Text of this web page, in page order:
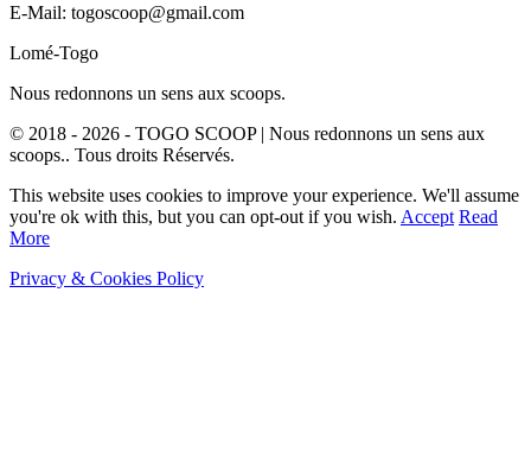
E-Mail: togoscoop@gmail.com
Lomé-Togo
Nous redonnons un sens aux scoops.
© 2018 - 2026 - TOGO SCOOP | Nous redonnons un sens aux
scoops.. Tous droits Réservés.
This website uses cookies to improve your experience. We'll assume
you're ok with this, but you can opt-out if you wish. Accept Read
More
Privacy & Cookies Policy